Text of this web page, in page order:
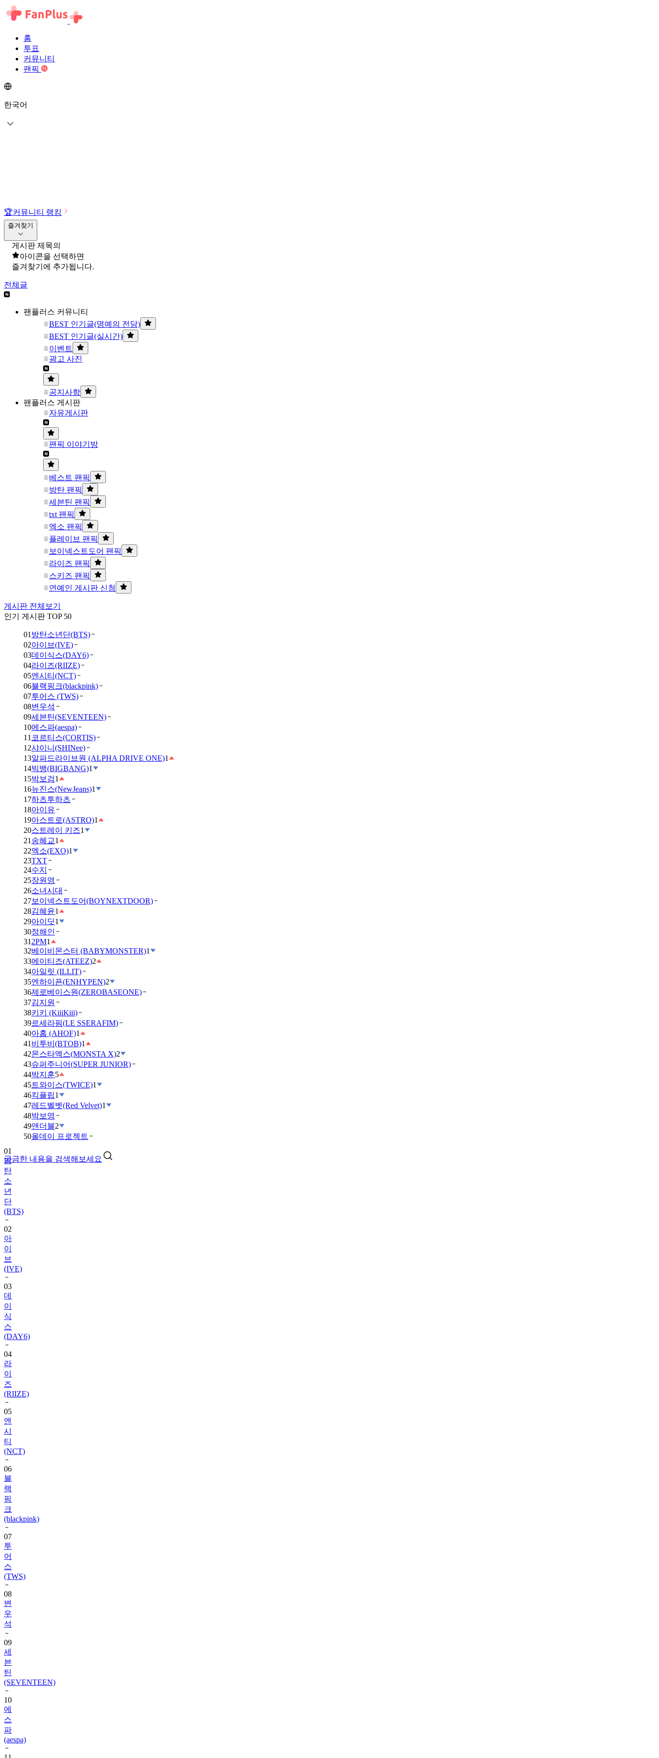
홈
투표
커뮤니티
팬픽
한국어
🏆커뮤니티 랭킹
즐겨찾기
게시판 제목의
아이콘을 선택하면
즐겨찾기에 추가됩니다.
전체글
팬플러스 커뮤니티
BEST 인기글(명예의 전당)
BEST 인기글(실시간)
이벤트
광고 사진
공지사항
팬플러스 게시판
자유게시판
팬픽 이야기방
베스트 팬픽
방탄 팬픽
세븐틴 팬픽
txt 팬픽
엑소 팬픽
플레이브 팬픽
보이넥스트도어 팬픽
라이즈 팬픽
스키즈 팬픽
연예인 게시판 신청
게시판 전체보기
인기 게시판 TOP 50
01 방탄소년단(BTS)
02아이브(IVE)
03데이식스(DAY6)
04라이즈(RIIZE)
05엔시티(NCT)
06블랙핑크(blackpink)
07투어스 (TWS)
08변우석
09세븐틴(SEVENTEEN)
10에스파(aespa)
11 코르티스(CORTIS)
12샤이니(SHINee)
13알파드라이브원 (ALPHA DRIVE ONE)1
14빅뱅(BIGBANG)1
15박보검1
16뉴진스(NewJeans)1
17하츠투하츠
18아이유
19아스트로(ASTRO)1
20스트레이 키즈1
21 송혜교1
22엑소(EXO)1
23TXT
24수지
25장원영
26소녀시대
27보이넥스트도어(BOYNEXTDOOR)
28김혜윤1
29아이딧1
30정해인
31 2PM1
32베이비몬스터 (BABYMONSTER)1
33에이티즈(ATEEZ)2
34아일릿 (ILLIT)
35엔하이픈(ENHYPEN)2
36제로베이스원(ZEROBASEONE)
37김지원
38키키 (KiiiKiii)
39르세라핌(LE SSERAFIM)
40아홉 (AHOF)1
41 비투비(BTOB)1
42몬스타엑스(MONSTA X)2
43슈퍼주니어(SUPER JUNIOR)
44박지훈5
45트와이스(TWICE)1
46킥플립1
47레드벨벳(Red Velvet)1
48박보영
49앤더블2
50올데이 프로젝트
궁금한 내용을 검색해보세요
01
방
탄
소
년
단
(BTS)
02
아
이
브
(IVE)
03
데
이
식
스
(DAY6)
04
라
이
즈
(RIIZE)
05
엔
시
티
(NCT)
06
블
랙
핑
크
(blackpink)
07
투
어
스
(TWS)
08
변
우
석
09
세
븐
틴
(SEVENTEEN)
10
에
스
파
(aespa)